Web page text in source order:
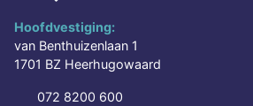
Hoofdvestiging:
van Benthuizenlaan 1
1701 BZ Heerhugowaard
072 8200 600